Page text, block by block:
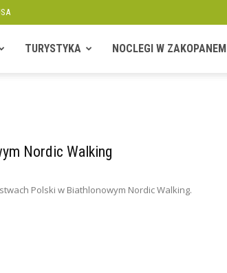
TURYSTYKA NOCLEGI W ZAKOPANEM
Nordic Walking
Polski w Biathlonowym Nordic Walking.